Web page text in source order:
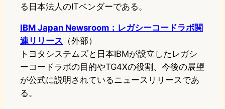
る日本法人のITベンダーである。
IBM Japan Newsroom：レガシーコードラボ関
連リリース （外部）
トヨタシステムズと日本IBMが設立したレガシ
ーコードラボの目的やTG4Xの役割、今後の展望
が公式に説明されているニュースリリースであ
る。